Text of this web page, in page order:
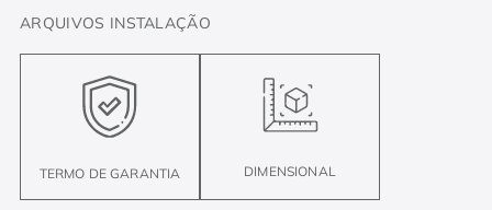
ARQUIVOS INSTALAÇÃO
TERMO DE GARANTIA DIMENSIONAL